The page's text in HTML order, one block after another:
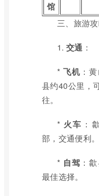
馆
三、旅游
1. 交通 ：
* 飞机 ：
县约40公里，
往。
* 火车 ：
部，交通便利。
* 自驾 ：
最佳选择。